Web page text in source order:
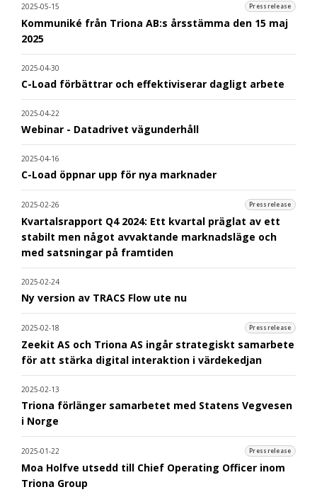
2025-05-15 Pressrelease
Kommuniké från Triona AB:s årsstämma den 15 maj
2025
2025-04-30
C-Load förbättrar och effektiviserar dagligt arbete
2025-04-22
Webinar - Datadrivet vägunderhåll
2025-04-16
C-Load öppnar upp för nya marknader
2025-02-26 Pressrelease
Kvartalsrapport Q4 2024: Ett kvartal präglat av ett
stabilt men något avvaktande marknadsläge och
med satsningar på framtiden
2025-02-24
Ny version av TRACS Flow ute nu
2025-02-18 Pressrelease
Zeekit AS och Triona AS ingår strategiskt samarbete
för att stärka digital interaktion i värdekedjan
2025-02-13
Triona förlänger samarbetet med Statens Vegvesen
i Norge
2025-01-22 Pressrelease
Moa Holfve utsedd till Chief Operating Officer inom
Triona Group